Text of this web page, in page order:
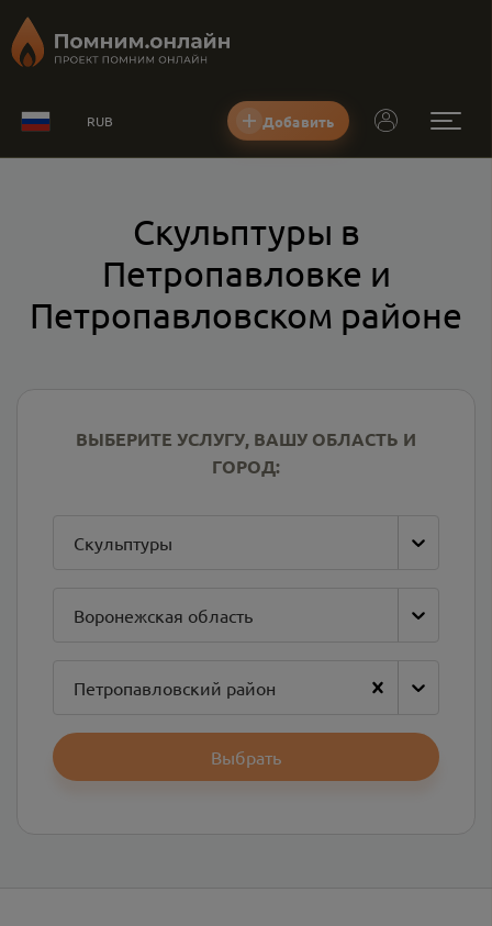
RUB Добавить
Скульптуры в
Петропавловке и
Петропавловском районе
ВЫБЕРИТЕ УСЛУГУ, ВАШУ ОБЛАСТЬ И
ГОРОД:
Скульптуры
Воронежская область
Петропавловский район
Выбрать